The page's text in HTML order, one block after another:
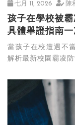
七月 11, 2026 陳
孩子在學校被
具體舉證指南一
當孩子在校遭遇不
解析最新校園霸凌